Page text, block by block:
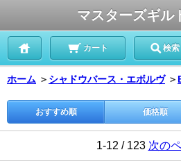
マスターズギル
カート 検索
ホーム ＞ シャドウバース・エボルヴ ＞
おすすめ順 価格順
1-12 / 123 次の